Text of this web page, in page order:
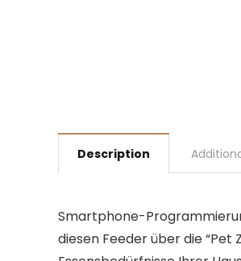
Description
Smartphone-
diesen Feeder über die